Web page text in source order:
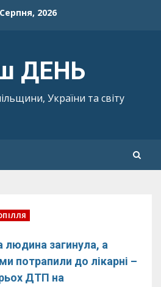
2026
ДЕНЬ
України та світу
людина загинула, а
потрапили до лікарні –
ДТП на